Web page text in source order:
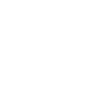
Sie bitte